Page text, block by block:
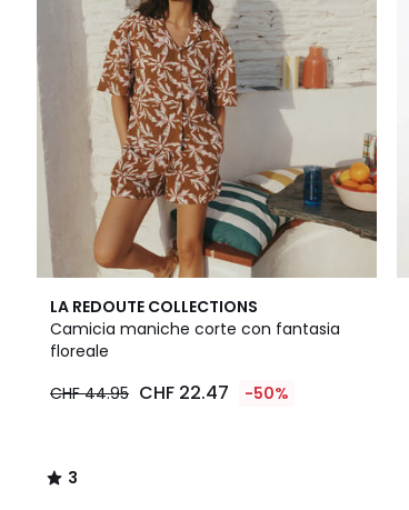
LA REDOUTE COLLECTIONS
Camicia maniche corte con fantasia
floreale
CHF 44.95 CHF 22.47 -50%
3
/
5
3
/